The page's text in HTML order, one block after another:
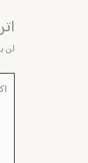
لن
اكتب